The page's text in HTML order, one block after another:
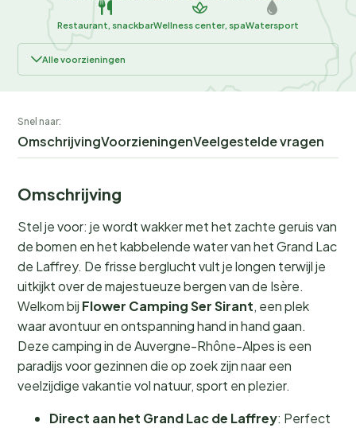
Restaurant, snackbarWellness center, spaWatersport
Alle voorzieningen
Snel naar:
OmschrijvingVoorzieningenVeelgestelde vragen
Omschrijving
Stel je voor: je wordt wakker met het zachte geruis van
de bomen en het kabbelende water van het Grand Lac
de Laffrey. De frisse berglucht vult je longen terwijl je
uitkijkt over de majestueuze bergen van de Isère.
Welkom bij Flower Camping Ser Sirant, een plek
waar avontuur en ontspanning hand in hand gaan.
Deze camping in de Auvergne-Rhône-Alpes is een
paradijs voor gezinnen die op zoek zijn naar een
veelzijdige vakantie vol natuur, sport en plezier.
Direct aan het Grand Lac de Laffrey: Perfect